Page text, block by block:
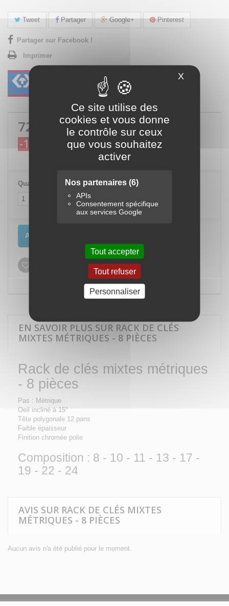
Ce site utilise des
cookies et vous donne
le contrôle sur ceux
que vous souhaitez
activer
Nos partenaires (6)
APIs
Consentement spécifique
aux services Google
Tout accepter
Tout refuser
Personnaliser
X Masquer
Tweet Partager Google+ Pinterest
Partager sur Facebook !
Imprimer
72,95 €TTC
-10% 81,06 € TTC
Quantité
Ajouter au panier
Ajouter à ma liste d'envies
EN SAVOIR PLUS SUR RACK DE CLÉS
MIXTES MÉTRIQUES - 8 PIÈCES
Rack de clés mixtes métriques
- 8 pièces
Pas : Métrique
Oeil incliné à 15°
Tête polygonale 12 pans
Faible épaisseur
Finition chromée polie
Composition : 8 - 10 - 11 - 13 - 17 -
19 - 22 - 24
AVIS SUR RACK DE CLÉS MIXTES
MÉTRIQUES - 8 PIÈCES
Aucun avis n'a été publié pour le moment.